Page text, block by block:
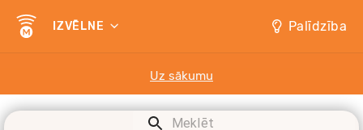
IZVĒLNE Palīdzība
Uz sākumu